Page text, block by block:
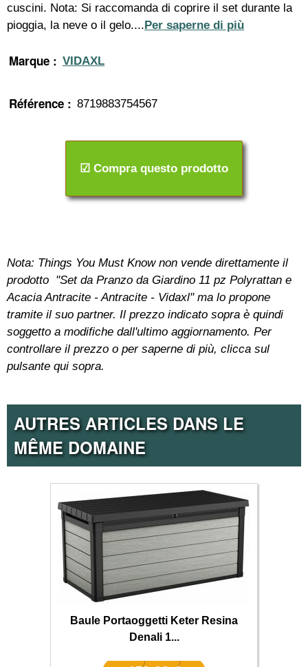
cuscini. Nota: Si raccomanda di coprire il set durante la
pioggia, la neve o il gelo....Per saperne di più
Marque : VIDAXL
Référence : 8719883754567
☑ Compra questo prodotto
Nota: Things You Must Know non vende direttamente il
prodotto "Set da Pranzo da Giardino 11 pz Polyrattan e
Acacia Antracite - Antracite - Vidaxl" ma lo propone
tramite il suo partner. Il prezzo indicato sopra è quindi
soggetto a modifiche dall'ultimo aggiornamento. Per
controllare il prezzo o per saperne di più, clicca sul
pulsante qui sopra.
AUTRES ARTICLES DANS LE
MÊME DOMAINE
Baule Portaoggetti Keter Resina
Denali 1...